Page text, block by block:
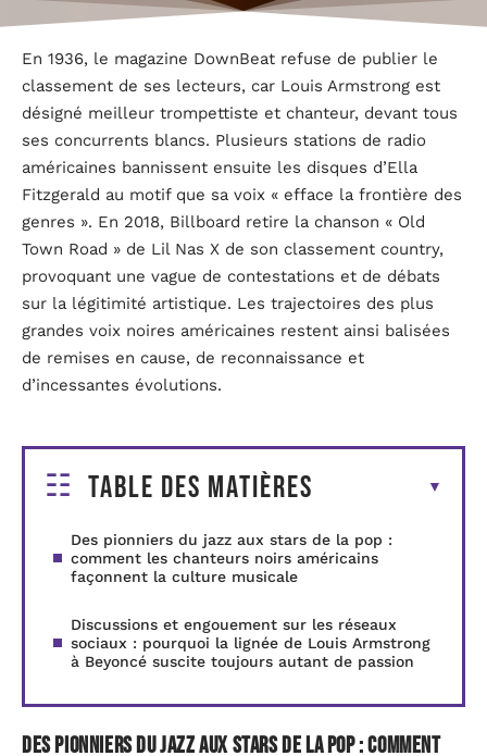
En 1936, le magazine DownBeat refuse de publier le
classement de ses lecteurs, car Louis Armstrong est
désigné meilleur trompettiste et chanteur, devant tous
ses concurrents blancs. Plusieurs stations de radio
américaines bannissent ensuite les disques d’Ella
Fitzgerald au motif que sa voix « efface la frontière des
genres ». En 2018, Billboard retire la chanson « Old
Town Road » de Lil Nas X de son classement country,
provoquant une vague de contestations et de débats
sur la légitimité artistique. Les trajectoires des plus
grandes voix noires américaines restent ainsi balisées
de remises en cause, de reconnaissance et
d’incessantes évolutions.
Table des matières
Des pionniers du jazz aux stars de la pop :
comment les chanteurs noirs américains
façonnent la culture musicale
Discussions et engouement sur les réseaux
sociaux : pourquoi la lignée de Louis Armstrong
à Beyoncé suscite toujours autant de passion
Des pionniers du jazz aux stars de la pop : comment